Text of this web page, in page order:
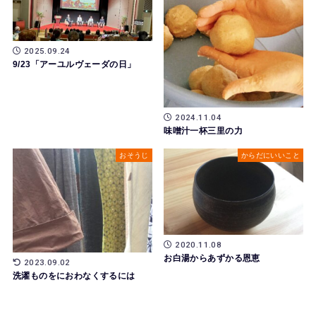
2025.09.24
9/23「アーユルヴェーダの日」
2024.11.04
味噌汁一杯三里の力
おそうじ
2023.09.02
洗濯ものをにおわなくするには
からだにいいこと
2020.11.08
お白湯からあずかる恩恵